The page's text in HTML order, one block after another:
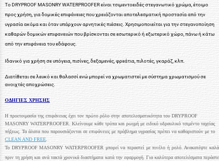
Το DRYPROOF MASONRY WATERPROOFER είναι τσιμεντοειδές στεγανωτικό χρώμα, έτοιμο
προς χρήση, για δομικές επιφάνειες που χρειάζονται αποτελεσματική προστασία από την
υγρασία ακόμα και όταν υπάρχουν αρνητικές πιέσεις. Χρησιμοποιείται για την στεγανοποίηση
καθαρών δομικών επιφανειών που βρίσκονται σε εσωτερικό ή εξωτερικό χώρο, πάνω ή κάτω
από την επιφάνεια του εδάφους.
Ιδανικό για χρήση σε υπόγεια, πισίνες, δεξαμενές, φρεάτια, πιλοτές, γκαράζ, κλπ.
Διατίθεται σε λευκό και θαλασσί ενώ μπορεί να χρωματιστεί με σύστημα χρωματισμού σε
ανοιχτές αποχρώσεις.
ΟΔΗΓΙΕΣ ΧΡΗΣΗΣ
Η προετοιμασία της επιφάνειας έχει τον πρώτο ρόλο στην αποτελεσματικότητα του DRYPROOF
MASONRY WATERPROOFER. Κλείνουμε κάθε τρύπα και ρωγμή με ειδικό υδραυλικό τσιμέντο ταχείας
πήξεως. Τα άλατα που παρουσιάζονται σε επιφάνειες με πρόβλημα υγρασίας πρέπει να καθαριστούν με το
CLEAN AND FREE
Το DRYPROOF MASONRY WATERPROOFER μπορεί να περαστεί με πινέλο ή ρολό. Ανακατέψτε καλά
πριν τη χρήση και ανά τακτά χρονικά διαστήματα κατά την εφαρμογή. Για καλύτερα αποτελέσματα περάστε